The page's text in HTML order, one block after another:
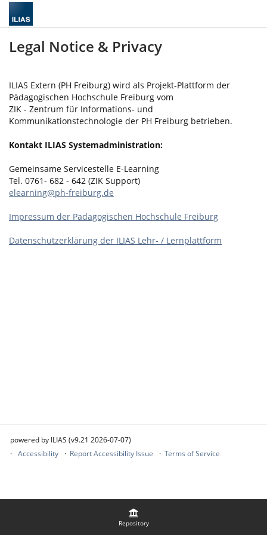
Repository
Legal Notice & Privacy
ILIAS Extern (PH Freiburg) wird als Projekt-Plattform der
Pädagogischen Hochschule Freiburg vom
ZIK - Zentrum für Informations- und
Kommunikationstechnologie der PH Freiburg betrieben.
Kontakt ILIAS Systemadministration:
Gemeinsame Servicestelle E-Learning
Tel. 0761- 682 - 642 (ZIK Support)
elearning@ph-freiburg.de
Impressum der Pädagogischen Hochschule Freiburg
Datenschutzerklärung der ILIAS Lehr- / Lernplattform
powered by ILIAS (v9.21 2026-07-07)
Accessibility
Report Accessibility Issue Terms of Service